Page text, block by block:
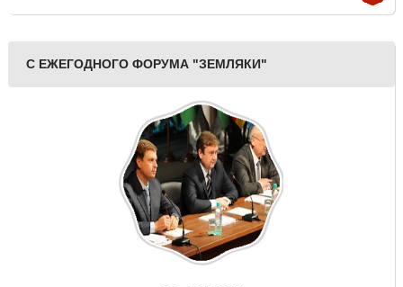
С ЕЖЕГОДНОГО ФОРУМА "ЗЕМЛЯКИ"